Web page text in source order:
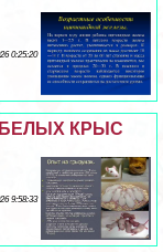
0:25:20
КРЫС
9:58:33